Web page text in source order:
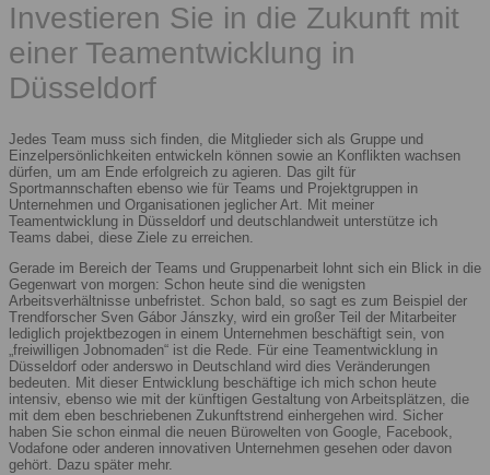
Investieren Sie in die Zukunft mit
einer Teamentwicklung in
Düsseldorf
Jedes Team muss sich finden, die Mitglieder sich als Gruppe und
Einzelpersönlichkeiten entwickeln können sowie an Konflikten wachsen
dürfen, um am Ende erfolgreich zu agieren. Das gilt für
Sportmannschaften ebenso wie für Teams und Projektgruppen in
Unternehmen und Organisationen jeglicher Art. Mit meiner
Teamentwicklung in Düsseldorf und deutschlandweit unterstütze ich
Teams dabei, diese Ziele zu erreichen.
Gerade im Bereich der Teams und Gruppenarbeit lohnt sich ein Blick in die
Gegenwart von morgen: Schon heute sind die wenigsten
Arbeitsverhältnisse unbefristet. Schon bald, so sagt es zum Beispiel der
Trendforscher Sven Gábor Jánszky, wird ein großer Teil der Mitarbeiter
lediglich projektbezogen in einem Unternehmen beschäftigt sein, von
„freiwilligen Jobnomaden“ ist die Rede. Für eine Teamentwicklung in
Düsseldorf oder anderswo in Deutschland wird dies Veränderungen
bedeuten. Mit dieser Entwicklung beschäftige ich mich schon heute
intensiv, ebenso wie mit der künftigen Gestaltung von Arbeitsplätzen, die
mit dem eben beschriebenen Zukunftstrend einhergehen wird. Sicher
haben Sie schon einmal die neuen Bürowelten von Google, Facebook,
Vodafone oder anderen innovativen Unternehmen gesehen oder davon
gehört. Dazu später mehr.